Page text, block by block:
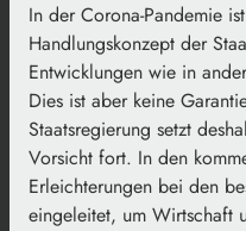
In der Corona-Pandemie
Handlungskonzept der
Entwicklungen wie in
Dies ist aber keine
Staatsregierung setzt
Vorsicht fort. In den
Erleichterungen bei den
eingeleitet, um Wirtschaft